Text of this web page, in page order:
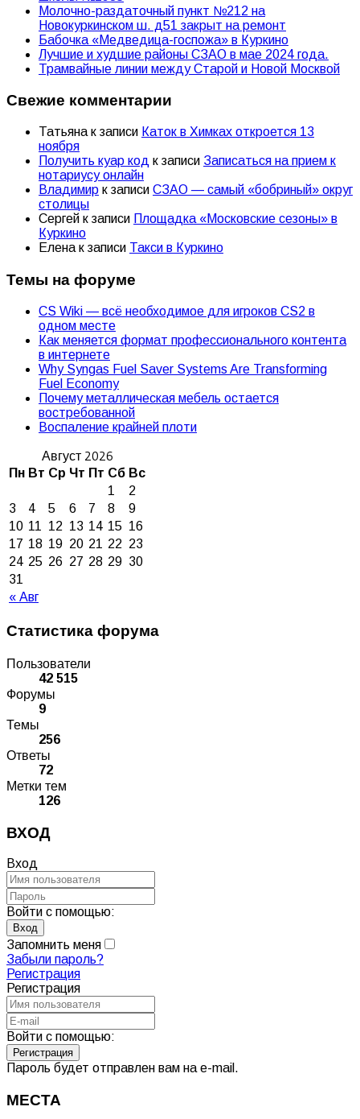
Молочно-раздаточный пункт №212 на
Новокуркинском ш. д51 закрыт на ремонт
Бабочка «Медведица-госпожа» в Куркино
Лучшие и худшие районы СЗАО в мае 2024 года.
Трамвайные линии между Старой и Новой Москвой
Свежие комментарии
Татьяна к записи Каток в Химках откроется 13
ноября
Получить куар код к записи Записаться на прием к
нотариусу онлайн
Владимир к записи СЗАО — самый «бобриный» округ
столицы
Сергей к записи Площадка «Московские сезоны» в
Куркино
Елена к записи Такси в Куркино
Темы на форуме
CS Wiki — всё необходимое для игроков CS2 в
одном месте
Как меняется формат профессионального контента
в интернете
Why Syngas Fuel Saver Systems Are Transforming
Fuel Economy
Почему металлическая мебель остается
востребованной
Воспаление крайней плоти
Август 2026
Пн Вт Ср Чт Пт Сб Вс
« Авг
1
2
3
4 5 6 7 8
9
10 11 12 13 14 15 16
17 18 19 20 21 22 23
24 25 26 27 28 29 30
31
Статистика форума
Пользователи
42 515
Форумы
9
Темы
256
Ответы
72
Метки тем
126
ВХОД
Вход
Войти с помощью:
Запомнить меня
Забыли пароль?
Регистрация
Регистрация
Войти с помощью:
Пароль будет отправлен вам на e-mail.
МЕСТА